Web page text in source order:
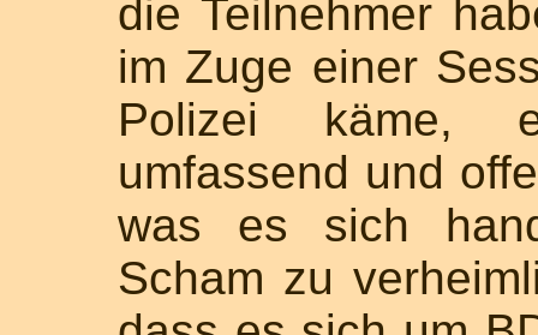
die Teilnehmer
im Zuge einer
Polizei käme,
umfassend und
was es sich
Scham zu